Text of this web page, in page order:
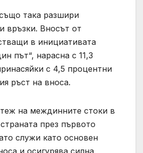
така разшири
връзки. Вносът от
в инициативата
път“, нарасна с 11,3
с 4,5 процентни
ръст на вноса.
на междинните стоки в
през първото
служи като основен
и осигурява силна